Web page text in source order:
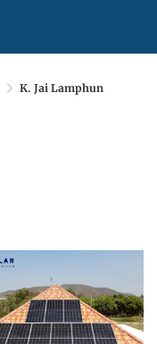
K. Jai Lamphun